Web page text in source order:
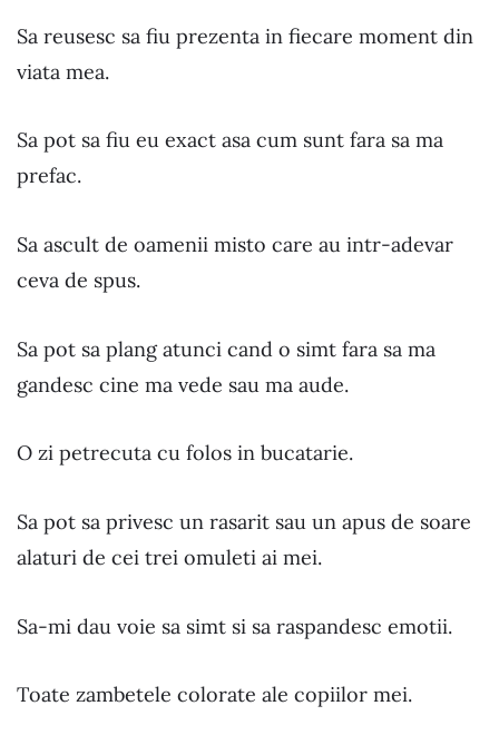
Sa reusesc sa fiu prezenta in fiecare moment din
viata mea.
Sa pot sa fiu eu exact asa cum sunt fara sa ma
prefac.
Sa ascult de oamenii misto care au intr-adevar
ceva de spus.
Sa pot sa plang atunci cand o simt fara sa ma
gandesc cine ma vede sau ma aude.
O zi petrecuta cu folos in bucatarie.
Sa pot sa privesc un rasarit sau un apus de soare
alaturi de cei trei omuleti ai mei.
Sa-mi dau voie sa simt si sa raspandesc emotii.
Toate zambetele colorate ale copiilor mei.